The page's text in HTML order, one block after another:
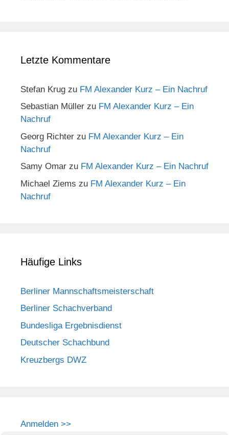
Letzte Kommentare
Stefan Krug zu FM Alexander Kurz – Ein Nachruf
Sebastian Müller zu FM Alexander Kurz – Ein
Nachruf
Georg Richter zu FM Alexander Kurz – Ein
Nachruf
Samy Omar zu FM Alexander Kurz – Ein Nachruf
Michael Ziems zu FM Alexander Kurz – Ein
Nachruf
Häufige Links
Berliner Mannschaftsmeisterschaft
Berliner Schachverband
Bundesliga Ergebnisdienst
Deutscher Schachbund
Kreuzbergs DWZ
Anmelden >>